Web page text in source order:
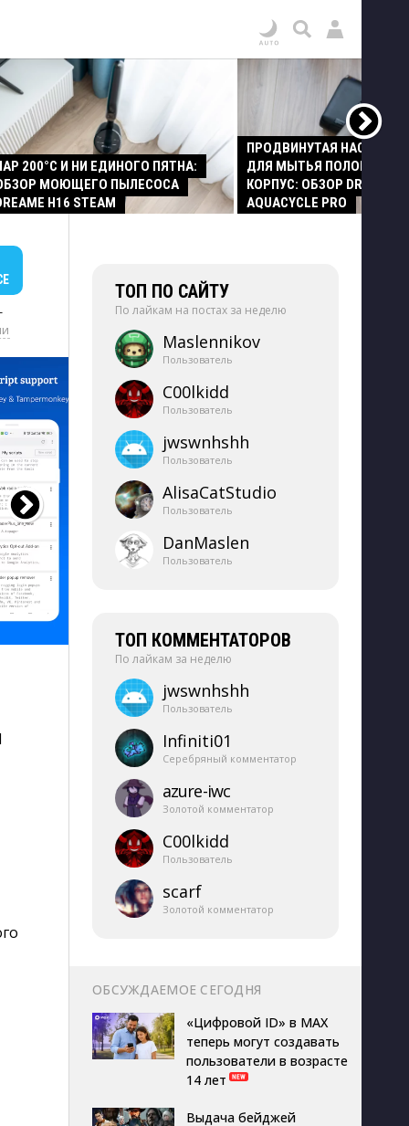
200°C И НИ ЕДИНОГО ПЯТНА:
МОЮЩЕГО ПЫЛЕСОСА
H16 STEAM
ПРОДВИНУТАЯ НАСАДКА
ДЛЯ МЫТЬЯ ПОЛОВ И
КОРПУС: ОБЗОР DREAME
AQUACYCLE PRO
ТОП ПО САЙТУ
По лайкам на постах за неделю
Maslennikov
Пользователь
C00lkidd
Пользователь
jwswnhshh
Пользователь
AlisaCatStudio
Пользователь
DanMaslen
Пользователь
ТОП КОММЕНТАТОРОВ
По лайкам за неделю
jwswnhshh
Пользователь
Infiniti01
Серебряный комментатор
azure-​iwc
Золотой комментатор
C00lkidd
Пользователь
scarf
Золотой комментатор
ОБСУЖДАЕМОЕ СЕГОДНЯ
«Цифровой ID» в MAX
теперь могут создавать
пользователи в возрасте
14 лет
Выдача бейджей